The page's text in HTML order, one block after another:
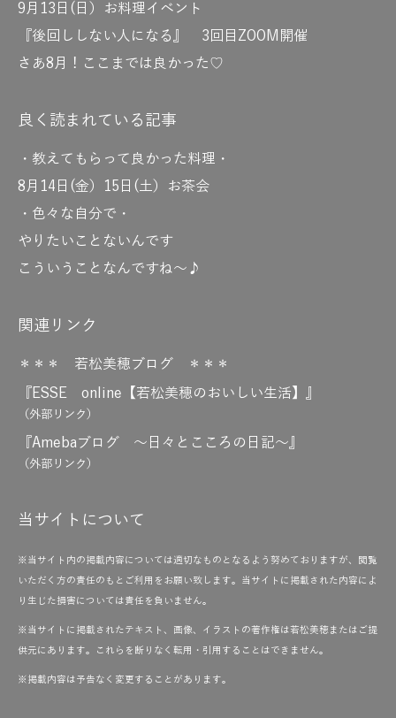
9月13日(日）お料理イベント
『後回ししない人になる』 3回目ZOOM開催
さあ8月！ここまでは良かった♡
良く読まれている記事
・教えてもらって良かった料理・
8月14日(金）15日(土）お茶会
・色々な自分で・
やりたいことないんです
こういうことなんですね～♪
関連リンク
＊＊＊ 若松美穂ブログ ＊＊＊
『ESSE online【若松美穂のおいしい生活】』
（外部リンク）
『Amebaブログ ～日々とこころの日記～』
（外部リンク）
当サイトについて
※当サイト内の掲載内容については適切なものとなるよう努めておりますが、閲覧
いただく方の責任のもとご利用をお願い致します。当サイトに掲載された内容によ
り生じた損害については責任を負いません。
※当サイトに掲載されたテキスト、画像、イラストの著作権は若松美穂またはご提
供元にあります。これらを断りなく転用・引用することはできません。
※掲載内容は予告なく変更することがあります。